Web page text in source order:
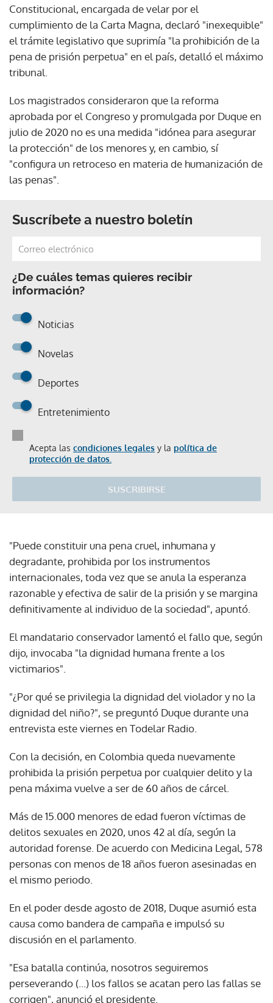
Constitucional, encargada de velar por el
cumplimiento de la Carta Magna, declaró "inexequible"
el trámite legislativo que suprimía "la prohibición de la
pena de prisión perpetua" en el país, detalló el máximo
tribunal.
Los magistrados consideraron que la reforma
aprobada por el Congreso y promulgada por Duque en
julio de 2020 no es una medida "idónea para asegurar
la protección" de los menores y, en cambio, sí
"configura un retroceso en materia de humanización de
las penas".
Suscríbete a nuestro boletín
¿De cuáles temas quieres recibir
información?
Noticias
Novelas
Deportes
Entretenimiento
Acepta las condiciones legales y la política de
protección de datos.
SUSCRIBIRSE
"Puede constituir una pena cruel, inhumana y
degradante, prohibida por los instrumentos
internacionales, toda vez que se anula la esperanza
razonable y efectiva de salir de la prisión y se margina
definitivamente al individuo de la sociedad", apuntó.
El mandatario conservador lamentó el fallo que, según
dijo, invocaba "la dignidad humana frente a los
victimarios".
"¿Por qué se privilegia la dignidad del violador y no la
dignidad del niño?", se preguntó Duque durante una
entrevista este viernes en Todelar Radio.
Con la decisión, en Colombia queda nuevamente
prohibida la prisión perpetua por cualquier delito y la
pena máxima vuelve a ser de 60 años de cárcel.
Más de 15.000 menores de edad fueron víctimas de
delitos sexuales en 2020, unos 42 al día, según la
autoridad forense. De acuerdo con Medicina Legal, 578
personas con menos de 18 años fueron asesinadas en
el mismo periodo.
En el poder desde agosto de 2018, Duque asumió esta
causa como bandera de campaña e impulsó su
discusión en el parlamento.
"Esa batalla continúa, nosotros seguiremos
perseverando (...) los fallos se acatan pero las fallas se
corrigen", anunció el presidente.